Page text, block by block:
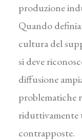
produzione
Quando
cultura del
si deve
diffusione
problematiche
riduttiva­mente
contrapposte.